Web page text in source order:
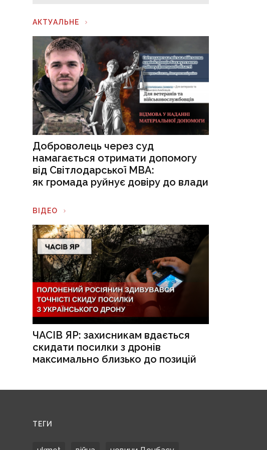
АКТУАЛЬНЕ
Доброволець через суд
намагається отримати допомогу
від Світлодарської МВА:
як громада руйнує довіру до влади
ВІДЕО
ЧАСІВ ЯР: захисникам вдається
скидати посилки з дронів
максимально близько до позицій
ТЕГИ